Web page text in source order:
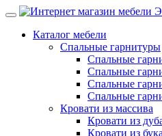
Каталог мебели
Спальные гарнитуры
Спальные
Спальные
Спальные
Спальные
Кровати из массива
Кровати из
Кровати из бука